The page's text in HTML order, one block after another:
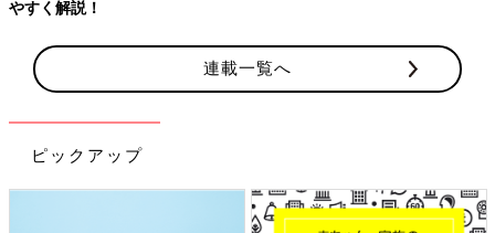
連載一覧へ
ピックアップ